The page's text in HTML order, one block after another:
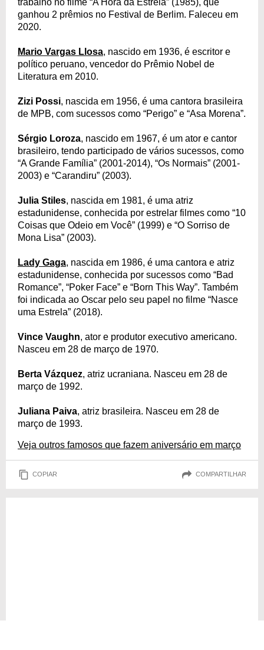
ganhou 2 prêmios no Festival de Berlim. Faleceu em
2020.
Mario Vargas Llosa, nascido em 1936, é escritor e
político peruano, vencedor do Prêmio Nobel de
Literatura em 2010.
Zizi Possi, nascida em 1956, é uma cantora brasileira
de MPB, com sucessos como “Perigo” e “Asa Morena”.
Sérgio Loroza, nascido em 1967, é um ator e cantor
brasileiro, tendo participado de vários sucessos, como
“A Grande Família” (2001-2014), “Os Normais” (2001-
2003) e “Carandiru” (2003).
Julia Stiles, nascida em 1981, é uma atriz
estadunidense, conhecida por estrelar filmes como “10
Coisas que Odeio em Você” (1999) e “O Sorriso de
Mona Lisa” (2003).
Lady Gaga, nascida em 1986, é uma cantora e atriz
estadunidense, conhecida por sucessos como “Bad
Romance”, “Poker Face” e “Born This Way”. Também
foi indicada ao Oscar pelo seu papel no filme “Nasce
uma Estrela” (2018).
Vince Vaughn, ator e produtor executivo americano.
Nasceu em 28 de março de 1970.
Berta Vázquez, atriz ucraniana. Nasceu em 28 de
março de 1992.
Juliana Paiva, atriz brasileira. Nasceu em 28 de
março de 1993.
Veja outros famosos que fazem aniversário em março
COPIAR COMPARTILHAR